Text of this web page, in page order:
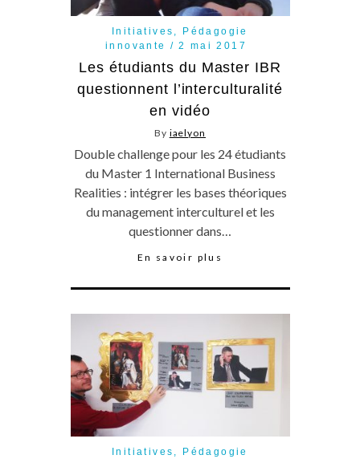
Initiatives
Pédagogie
innovante
2 mai 2017
Les étudiants du Master IBR
questionnent l’interculturalité
en vidéo
By iaelyon
Double challenge pour les 24 étudiants
du Master 1 International Business
Realities : intégrer les bases théoriques
du management interculturel et les
questionner dans…
En savoir plus
Initiatives ,
Pédagogie